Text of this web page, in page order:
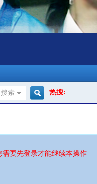
搜索
索
热搜:
需要先登录才能继续本操作